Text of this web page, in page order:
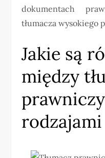
dokumentach
tłumacza wysokiego
Jakie są
między
rodzajami